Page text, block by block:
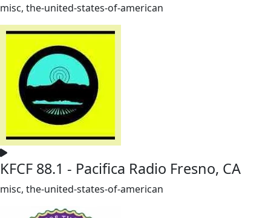
misc, the-united-states-of-american
KFCF 88.1 - Pacifica Radio Fresno, CA
misc, the-united-states-of-american